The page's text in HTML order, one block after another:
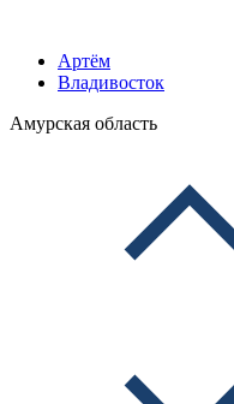
Артём
Владивосток
Амурская область